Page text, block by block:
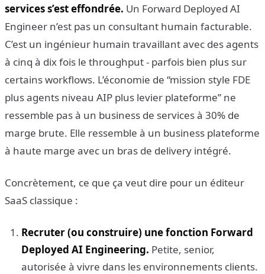
services s’est effondrée. Un Forward Deployed AI
Engineer n’est pas un consultant humain facturable.
C’est un ingénieur humain travaillant avec des agents
à cinq à dix fois le throughput - parfois bien plus sur
certains workflows. L’économie de “mission style FDE
plus agents niveau AIP plus levier plateforme” ne
ressemble pas à un business de services à 30% de
marge brute. Elle ressemble à un business plateforme
à haute marge avec un bras de delivery intégré.
Concrètement, ce que ça veut dire pour un éditeur
SaaS classique :
Recruter (ou construire) une fonction Forward
Deployed AI Engineering. Petite, senior,
autorisée à vivre dans les environnements clients.